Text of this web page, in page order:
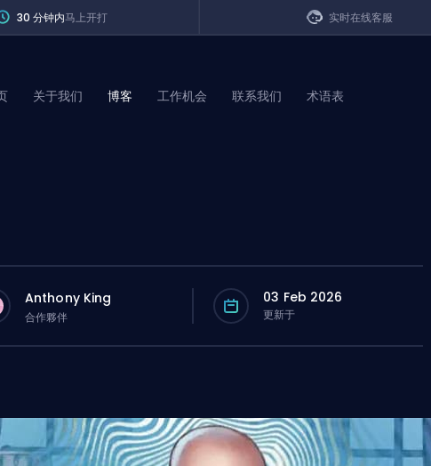
30 分钟内马上开打 实时在线客服
关于我们 博客 工作机会 联系我们 术语表
Anthony King
合作夥伴
03 Feb 2026
更新于